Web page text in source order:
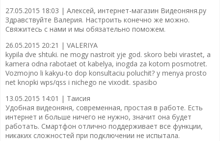
27.05.2015 18:03 | Алексей, интернет-магазин Видеоняня.ру
Здравствуйте Валерия. Настроить конечно же можно.
Свяжитесь с нами и мы обязательно поможем.
26.05.2015 20:21 | VALERIYA
kypila dve shtuki. ne mogy nastroit yje god. skoro bebi virastet, a
kamera odna rabotaet ot kabelya, inogda za kotom posmotret.
Vozmojno li kakyu-to dop konsultaciu poluchit? y menya prosto
net knopki wps/qss i nichego ne vixodit. spasibo
13.05.2015 14:01 | Таисия
Удобная видеоняня, современная, простая в работе. Есть
интернет и больше ничего не нужно, значит она будет
работать. Смартфон отлично поддерживает все функции,
никаких сложностей при подключении не испытала.